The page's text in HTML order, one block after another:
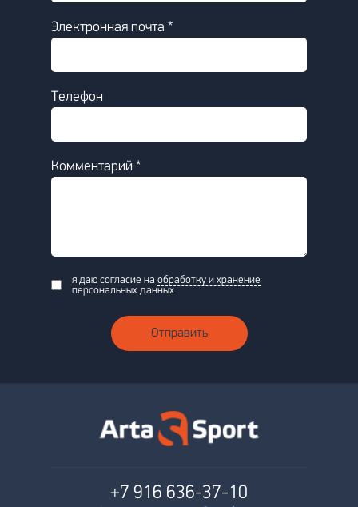
Электронная почта *
Телефон
Комментарий *
я даю согласие на обработку и хранение
персональных данных
Отправить
+7 916 636-37-10